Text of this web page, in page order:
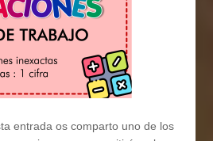
entrada os comparto uno de los